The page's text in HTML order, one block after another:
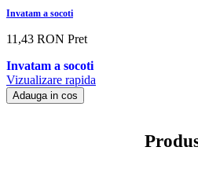
Invatam a socoti
11,43 RON Pret
Invatam a socoti
Vizualizare rapida
Adauga in cos